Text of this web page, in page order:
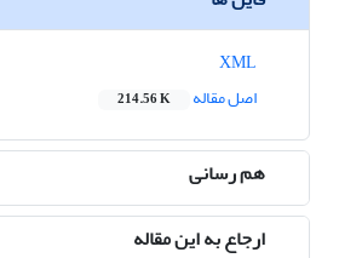
اصل مقاله
214.56 K
هم رسانی
ارجاع به این مقاله